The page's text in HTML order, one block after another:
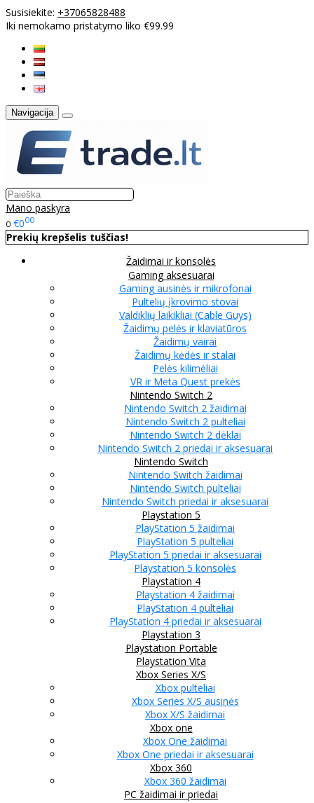
Susisiekite: +37065828488
Iki nemokamo pristatymo liko €99.99
Navigacija
Mano paskyra
0 €000
Prekių krepšelis tuščias!
Žaidimai ir konsolės
Gaming aksesuarai
Gaming ausinės ir mikrofonai
Pultelių įkrovimo stovai
Valdiklių laikikliai (Cable Guys)
Žaidimų pelės ir klaviatūros
Žaidimų vairai
Žaidimų kėdės ir stalai
Pelės kilimėliai
VR ir Meta Quest prekės
Nintendo Switch 2
Nintendo Switch 2 žaidimai
Nintendo Switch 2 pulteliai
Nintendo Switch 2 dėklai
Nintendo Switch 2 priedai ir aksesuarai
Nintendo Switch
Nintendo Switch žaidimai
Nintendo Switch pulteliai
Nintendo Switch priedai ir aksesuarai
Playstation 5
PlayStation 5 žaidimai
PlayStation 5 pulteliai
PlayStation 5 priedai ir aksesuarai
Playstation 5 konsolės
Playstation 4
Playstation 4 žaidimai
PlayStation 4 pulteliai
PlayStation 4 priedai ir aksesuarai
Playstation 3
Playstation Portable
Playstation Vita
Xbox Series X/S
Xbox pulteliai
Xbox Series X/S ausinės
Xbox X/S žaidimai
Xbox one
Xbox One žaidimai
Xbox One priedai ir aksesuarai
Xbox 360
Xbox 360 žaidimai
PC žaidimai ir priedai